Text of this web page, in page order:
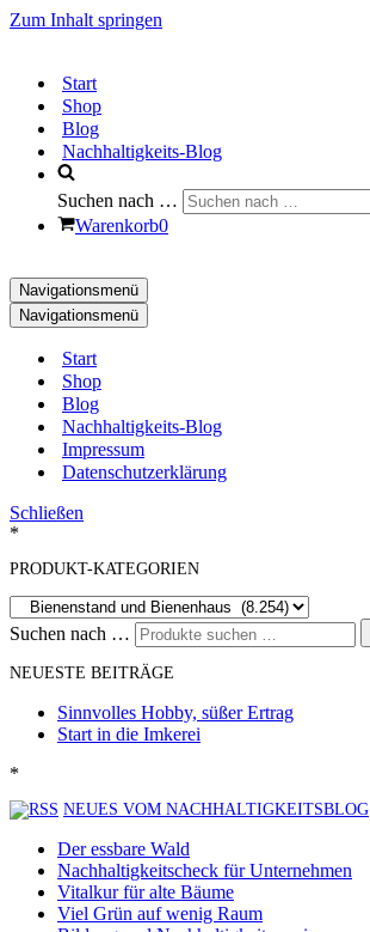
Zum Inhalt springen
Start
Shop
Blog
Nachhaltigkeits-Blog
Suchen nach …
Warenkorb0
Navigationsmenü
Navigationsmenü
Start
Shop
Blog
Nachhaltigkeits-Blog
Impressum
Datenschutzerklärung
Schließen
*
PRODUKT-KATEGORIEN
Suchen nach …
NEUESTE BEITRÄGE
Sinnvolles Hobby, süßer Ertrag
Start in die Imkerei
*
NEUES VOM NACHHALTIGKEITSBLOG
Der essbare Wald
Nachhaltigkeitscheck für Unternehmen
Vitalkur für alte Bäume
Viel Grün auf wenig Raum